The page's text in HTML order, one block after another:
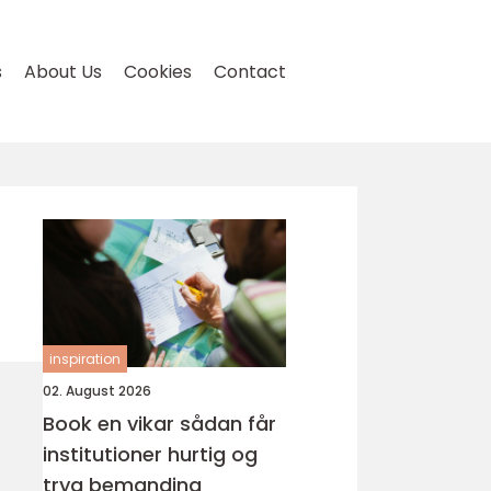
About Us Cookies Contact
inspiration
02. August 2026
Book en vikar sådan får
institutioner hurtig og
tryg bemanding